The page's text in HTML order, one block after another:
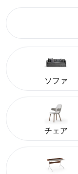
ソファ
チェア